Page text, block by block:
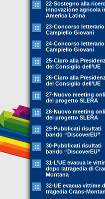
22-Sostegno alla
innovazione agricola
America Latina
23-Concorso letterario
Campiello Giovani
24-Concorso letterario
Campiello Giovani
25-Cipro alla
del Consiglio dell’UE
26-Cipro alla
del Consiglio dell’UE
27-Nuovo meeting
del progetto SLERA
28-Nuovo meeting
del progetto SLERA
29-Pubblicati risultati
bando “DiscoverEU”
30-Pubblicati risultati
bando “DiscoverEU”
31-L’UE evacua le
dopo latragedia di
Montana
32-UE evacua vittime
tragedia Crans-